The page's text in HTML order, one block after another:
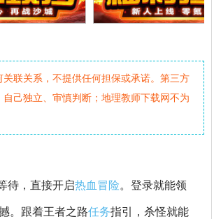
联关系，不提供任何担保或承诺。第三方
己独立、审慎判断；地理教师下载网不为
待，直接开启热血 冒险。登录就能领
。跟着王者之路任务指引，杀怪就能